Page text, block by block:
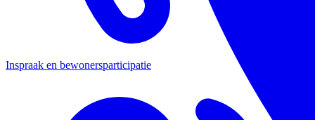
Inspraak en bewonersparticipatie